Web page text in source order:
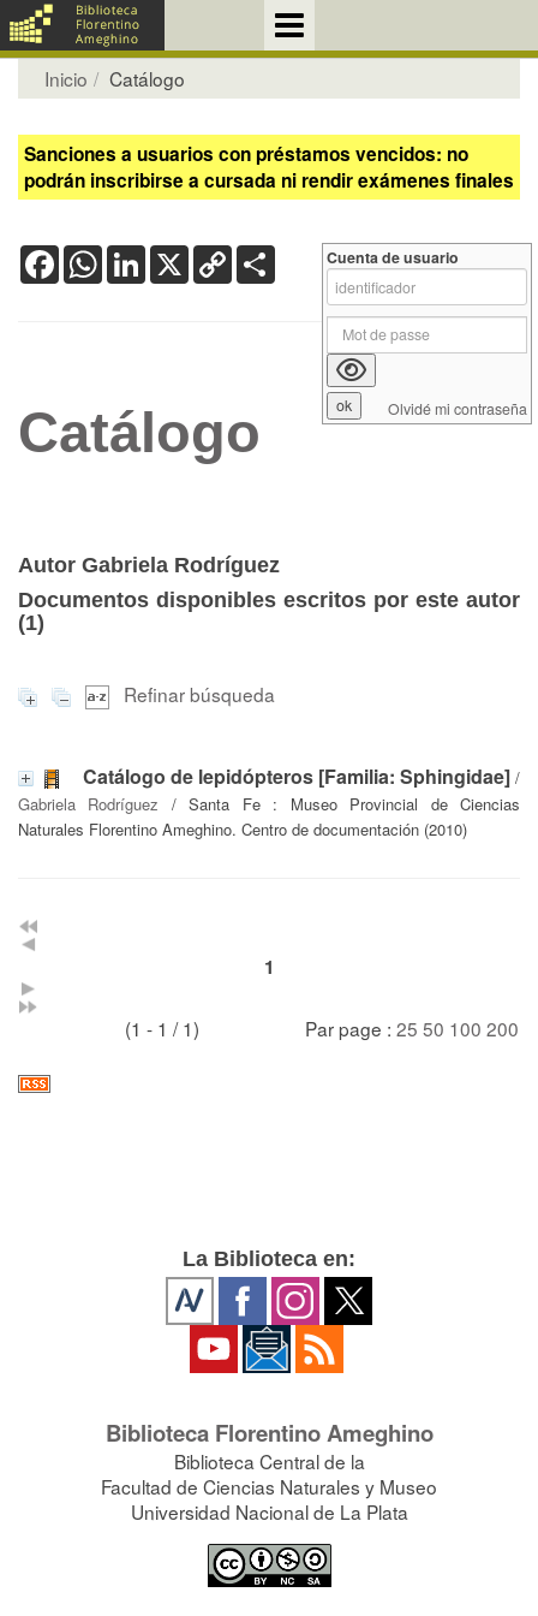
Inicio Catálogo
Sanciones a usuarios con préstamos vencidos: no
podrán inscribirse a cursada ni rendir exámenes finales
FacebookWhatsApp
LinkedIn
X Copy
Link
Catálogo
Autor Gabriela Rodríguez
Documentos disponibles escritos por este autor
(1)
Refinar búsqueda
Catálogo de lepidópteros [Familia: Sphingidae] /
Gabriela Rodríguez / Santa Fe : Museo Provincial de Ciencias
Naturales Florentino Ameghino. Centro de documentación (2010)
1
(1 - 1 / 1) Par page : 25 50 100 200
Cuenta de usuario
Olvidé mi contraseña
La Biblioteca en:
Biblioteca Florentino Ameghino
Biblioteca Central de la
Facultad de Ciencias Naturales y Museo
Universidad Nacional de La Plata